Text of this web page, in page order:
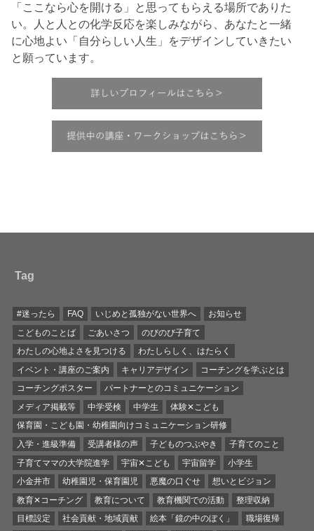
「ここなら心を開ける」と思ってもらえる場所でありた
い。人と人との化学反応を楽しみながら、あなたと一緒
に心地よい「自分らしい人生」をデザインしていきたい
と願っています。
Tag
#迷ったら FAQ いじめと孤独がない世界へ
お知らせ
こどものことば
ごあいさつ
のびのび子育て
わたしの心地よさを見つける
わたしらしく、はたらく
イベント・講座のご案内
キャリアデザイン
コーチングを学ぶとは
コーチングポスター
パートナーとのコミュニケーション
メディア掲載等
中学受検 中学生
体験✕こども
保育園・こども園・幼稚園向けコミュニケーション研修
入学・進級準備
受講者様の声 子どものつぶやき
子育てのこと
子育てママの大学院進学
宇宙✕こども 宇宙留学
小学生
小金井市
幼稚園児・保育園児 悪魔の口ぐせ
想いとビジョン
教育✕コーチング
教育について 教育機関での活動
整理収納
目標設定
社会貢献・地域貢献 絵本「鏡の中のぼく」
職場復帰